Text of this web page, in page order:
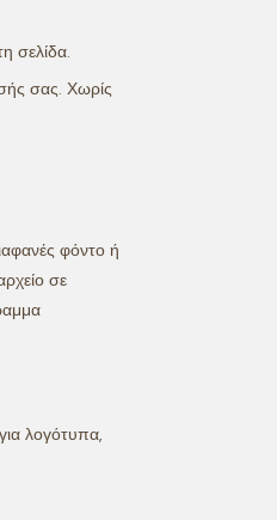
σελίδα.
σας. Χωρίς
φόντο ή
σε
λογότυπα,